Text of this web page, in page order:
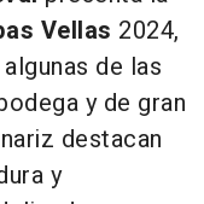
Vellas 2024,
de las
y de gran
destacan
y